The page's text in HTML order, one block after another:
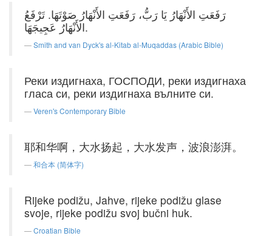
رَفَعَتِ الأَنْهَارُ يَا رَبُّ، رَفَعَتِ الأَنْهَارُ صَوْتَهَا. تَرْفَعُ
الأَنْهَارُ عَجِيجَهَا.
Smith and van Dyck's al-Kitab al-Muqaddas (Arabic Bible)
Реки издигнаха, ГОСПОДИ, реки издигнаха
гласа си, реки издигнаха вълните си.
Veren's Contemporary Bible
耶和华啊，大水扬起，大水发声，波浪澎湃。
和合本 (简体字)
Rijeke podižu, Jahve, rijeke podižu glase
svoje, rijeke podižu svoj bučni huk.
Croatian Bible